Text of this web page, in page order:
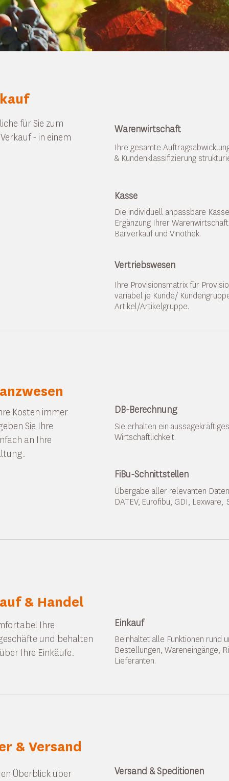
für Sie zum
- in einem
Warenwirtschaft
Ihre gesamte
& Kundenklassifizierung
Kasse
Die individuell anpassbare
Ergänzung Ihrer
Barverkauf und Vinothek.
Vertriebswesen
Ihre Provisionsmatrix für
variabel je Kunde/
Artikel/Artikelgruppe.
Kosten immer
Sie Ihre
an Ihre
DB-Berechnung
Sie erhalten ein
Wirtschaftlichkeit. ​
FiBu-Schnittstellen
Übergabe aller relevanten
DATEV, Eurofibu, GDI, Lexware,
& Handel
Ihre
und behalten
Ihre Einkäufe.
Einkauf
Beinhaltet alle Funktionen rund
Bestellungen, Wareneingänge,
Lieferanten.
& Versand
Überblick über
Versand & Speditionen